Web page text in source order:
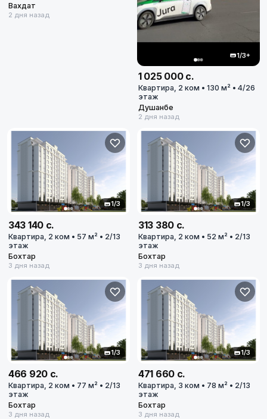
Вахдат
2 дня назад
1/3+
1 025 000 с.
Квартира, 2 ком • 130 м² • 4/26
этаж
Душанбе
2 дня назад
1/3
343 140 с.
Квартира, 2 ком • 57 м² • 2/13
этаж
Бохтар
3 дня назад
1/3
313 380 с.
Квартира, 2 ком • 52 м² • 2/13
этаж
Бохтар
3 дня назад
1/3
466 920 с.
Квартира, 2 ком • 77 м² • 2/13
этаж
Бохтар
3 дня назад
1/3
471 660 с.
Квартира, 3 ком • 78 м² • 2/13
этаж
Бохтар
3 дня назад